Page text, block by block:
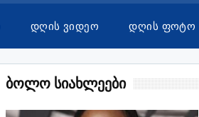
Დღის Ვიდეო Დღის Ფოტო
Ბოლო Სიახლეები